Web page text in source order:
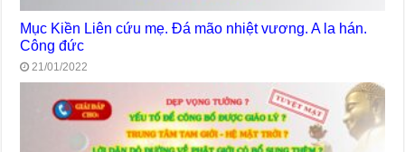
Mục Kiền Liên cứu mẹ. Đá mão nhiệt vương. A la hán.
Công đức
21/01/2022